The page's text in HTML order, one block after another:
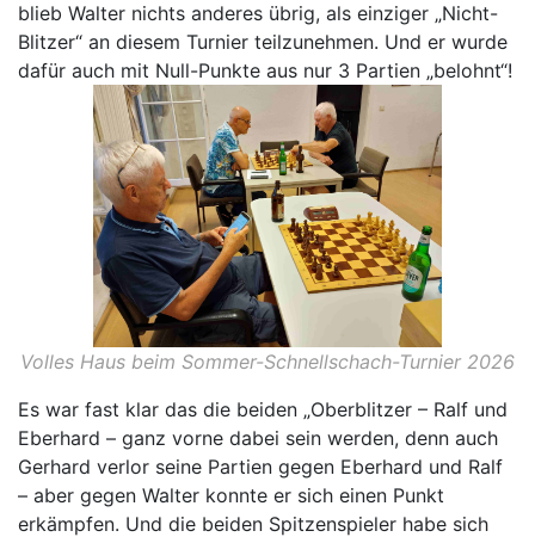
blieb Walter nichts anderes übrig, als einziger „Nicht-
Blitzer“ an diesem Turnier teilzunehmen. Und er wurde
dafür auch mit Null-Punkte aus nur 3 Partien „belohnt“!
Volles Haus beim Sommer-Schnellschach-Turnier 2026
Es war fast klar das die beiden „Oberblitzer – Ralf und
Eberhard – ganz vorne dabei sein werden, denn auch
Gerhard verlor seine Partien gegen Eberhard und Ralf
– aber gegen Walter konnte er sich einen Punkt
erkämpfen. Und die beiden Spitzenspieler habe sich